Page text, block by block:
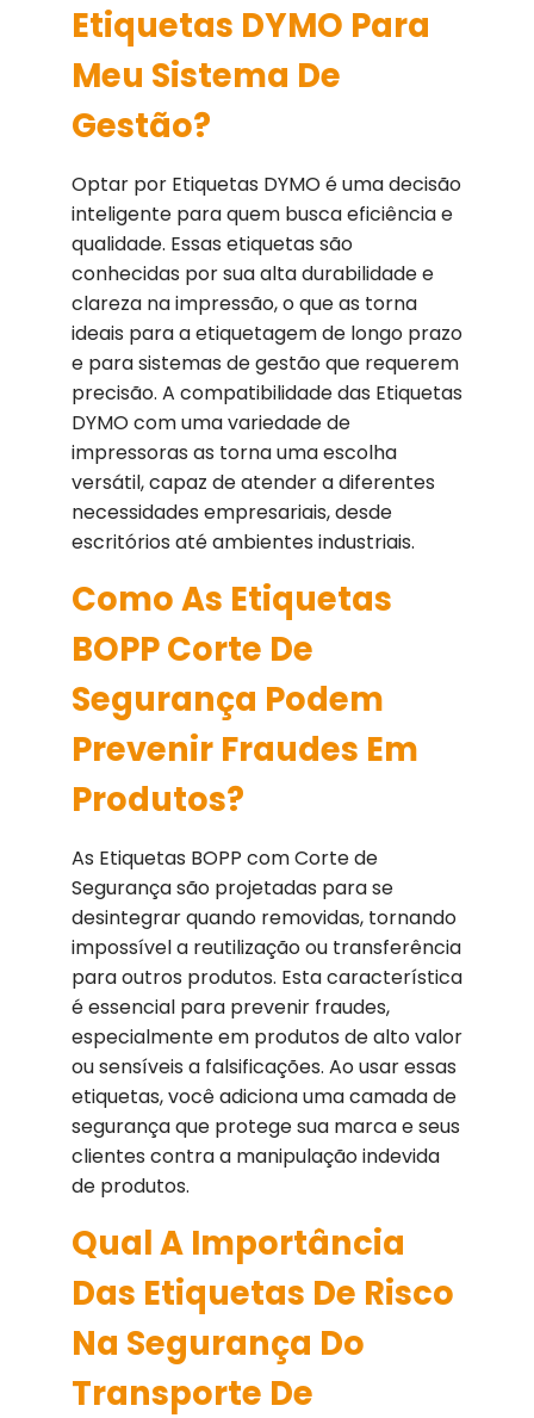
Etiquetas DYMO Para
Meu Sistema De
Gestão?
Optar por Etiquetas DYMO é uma decisão
inteligente para quem busca eficiência e
qualidade. Essas etiquetas são
conhecidas por sua alta durabilidade e
clareza na impressão, o que as torna
ideais para a etiquetagem de longo prazo
e para sistemas de gestão que requerem
precisão. A compatibilidade das Etiquetas
DYMO com uma variedade de
impressoras as torna uma escolha
versátil, capaz de atender a diferentes
necessidades empresariais, desde
escritórios até ambientes industriais.
Como As Etiquetas
BOPP Corte De
Segurança Podem
Prevenir Fraudes Em
Produtos?
As Etiquetas BOPP com Corte de
Segurança são projetadas para se
desintegrar quando removidas, tornando
impossível a reutilização ou transferência
para outros produtos. Esta característica
é essencial para prevenir fraudes,
especialmente em produtos de alto valor
ou sensíveis a falsificações. Ao usar essas
etiquetas, você adiciona uma camada de
segurança que protege sua marca e seus
clientes contra a manipulação indevida
de produtos.
Qual A Importância
Das Etiquetas De Risco
Na Segurança Do
Transporte De